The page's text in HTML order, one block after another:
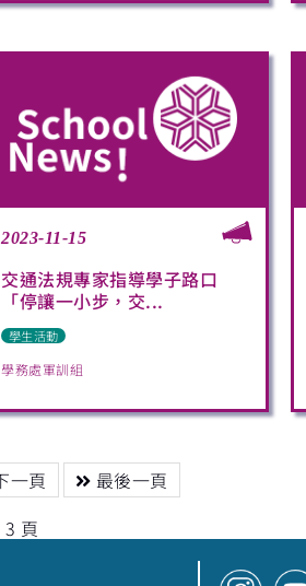
2023-11-15
交通法規專家指導學子路口
「停讓一小步，交...
學生活動
學務處軍訓組
一頁
最後一頁
頁